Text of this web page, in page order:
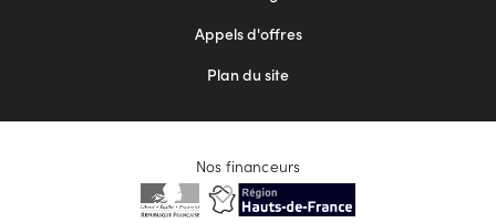
Appels d'offres
Plan du site
Nos financeurs